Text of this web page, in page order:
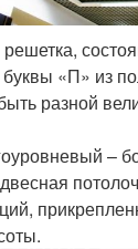
буквы «П» из
разной
–